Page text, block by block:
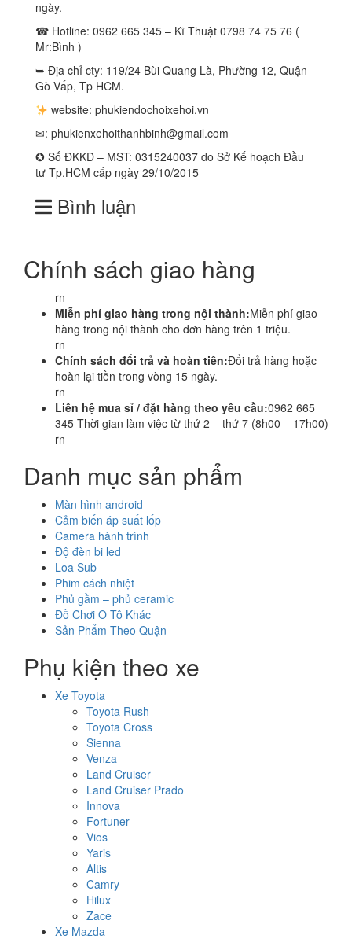
ngày.
☎ Hotline: 0962 665 345 – Kĩ Thuật 0798 74 75 76 (
Mr:Bình )
➥ Địa chỉ cty: 119/24 Bùi Quang Là, Phường 12, Quận
Gò Vấp, Tp HCM.
website: phukiendochoixehoi.vn
✉: phukienxehoithanhbinh@gmail.com
✪ Số ĐKKD – MST: 0315240037 do Sở Kế hoạch Đầu
tư Tp.HCM cấp ngày 29/10/2015
Bình luận
Chính sách giao hàng
rn
Miễn phí giao hàng trong nội thành:Miễn phí giao
hàng trong nội thành cho đơn hàng trên 1 triệu.
rn
Chính sách đổi trả và hoàn tiền:Đổi trả hàng hoặc
hoàn lại tiền trong vòng 15 ngày.
rn
Liên hệ mua sỉ / đặt hàng theo yêu cầu:0962 665
345 Thời gian làm việc từ thứ 2 – thứ 7 (8h00 – 17h00)
rn
Danh mục sản phẩm
Màn hình android
Cảm biến áp suất lốp
Camera hành trình
Độ đèn bi led
Loa Sub
Phim cách nhiệt
Phủ gầm – phủ ceramic
Đồ Chơi Ô Tô Khác
Sản Phẩm Theo Quận
Phụ kiện theo xe
Xe Toyota
Toyota Rush
Toyota Cross
Sienna
Venza
Land Cruiser
Land Cruiser Prado
Innova
Fortuner
Vios
Yaris
Altis
Camry
Hilux
Zace
Xe Mazda